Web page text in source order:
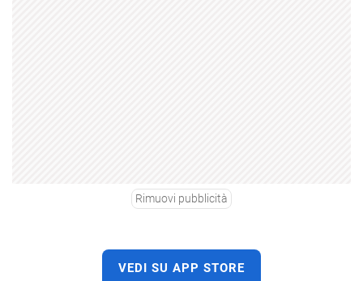
Rimuovi pubblicità
VEDI SU APP STORE